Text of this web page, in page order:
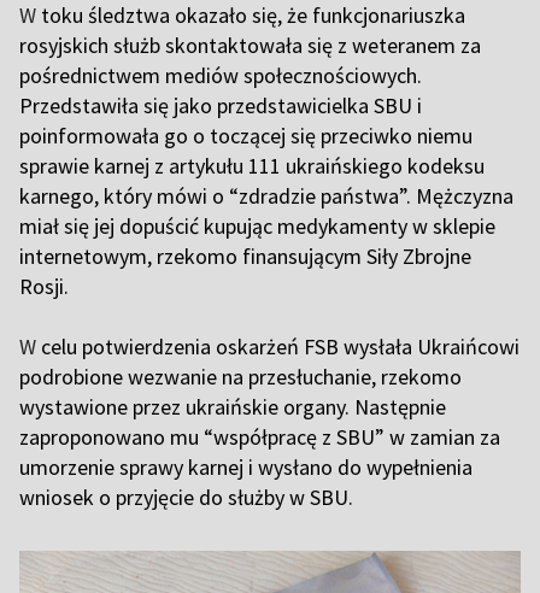
W toku śledztwa okazało się, że funkcjonariuszka
rosyjskich służb skontaktowała się z weteranem za
pośrednictwem mediów społecznościowych.
Przedstawiła się jako przedstawicielka SBU i
poinformowała go o toczącej się przeciwko niemu
sprawie karnej z artykułu 111 ukraińskiego kodeksu
karnego, który mówi o “zdradzie państwa”. Mężczyzna
miał się jej dopuścić kupując medykamenty w sklepie
internetowym, rzekomo finansującym Siły Zbrojne
Rosji.
W celu potwierdzenia oskarżeń FSB wysłała Ukraińcowi
podrobione wezwanie na przesłuchanie, rzekomo
wystawione przez ukraińskie organy. Następnie
zaproponowano mu “współpracę z SBU” w zamian za
umorzenie sprawy karnej i wysłano do wypełnienia
wniosek o przyjęcie do służby w SBU.